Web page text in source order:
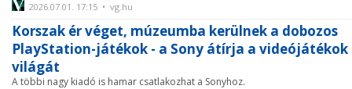
2026.07.01. 17:15 • vg.hu
Korszak ér véget, múzeumba kerülnek a dobozos
PlayStation-játékok - a Sony átírja a videójátékok
világát
A többi nagy kiadó is hamar csatlakozhat a Sonyhoz.